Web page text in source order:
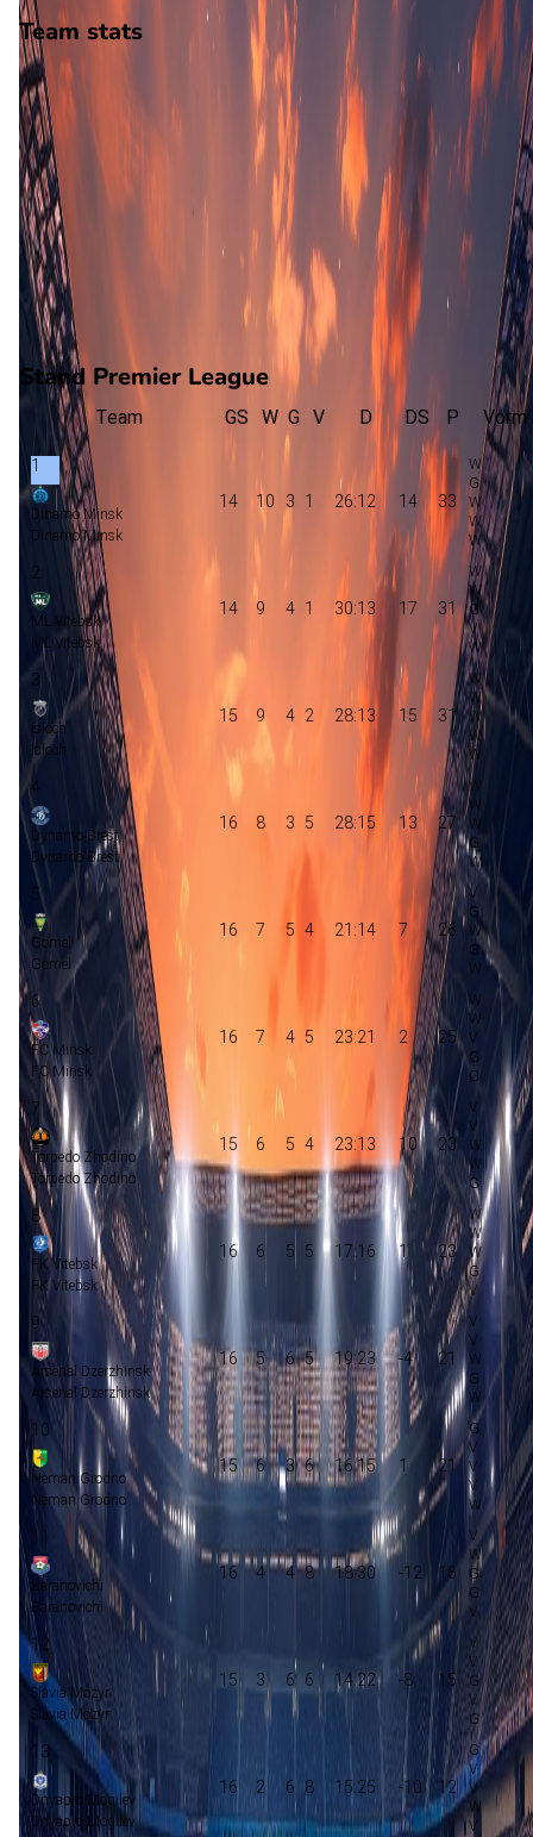
Team stats
Dnyapro Mogilev
Dnyapro Mogilev
-
Isloch
Isloch
15aantal goals
2gewonnen
verloren
vorm
Stand Premier League
Team GS W G V D DS P Vorm
1
Dinamo Minsk
Dinamo Minsk
14 10 3 1 26:12 14 33
2
ML Vitebsk
ML Vitebsk
14 9 4 1 30:13 17 31
3
Isloch
Isloch
15 9 4 2 28:13 15 31
4
Dynamo Brest
Dynamo Brest
16 8 3 5 28:15 13 27
5
Gomel
Gomel
16 7 5 4 21:14 7 26
6
FC Minsk
FC Minsk
16 7 4 5 23:21 2 25
7
Torpedo Zhodino
Torpedo Zhodino
15 6 5 4 23:13 10 23
8
FK Vitebsk
FK Vitebsk
16 6 5 5 17:16 1 23
9
Arsenal Dzerzhinsk
Arsenal Dzerzhinsk
16 5 6 5 19:23 -4 21
10
Neman Grodno
Neman Grodno
15 6 3 6 16:15 1 21
11
Baranovichi
Baranovichi
16 4 4 8 18:30 -12 16
12
Slavia Mozyr
Slavia Mozyr
15 3 6 6 14:22 -8 15
13
Dnyapro Mogilev
Dnyapro Mogilev
16 2 6 8 15:25 -10 12